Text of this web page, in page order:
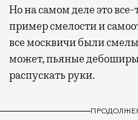
Но на самом деле это
пример смелости и
все москвичи были
может, пьяные дебоширы
распускать руки.